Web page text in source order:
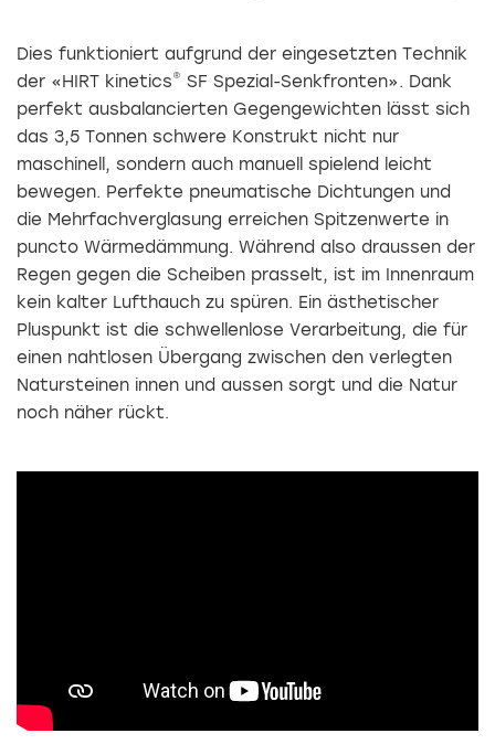
Dies funktioniert aufgrund der eingesetzten Technik
der «HIRT kinetics® SF Spezial-Senkfronten». Dank
perfekt ausbalancierten Gegengewichten lässt sich
das 3,5 Tonnen schwere Konstrukt nicht nur
maschinell, sondern auch manuell spielend leicht
bewegen. Perfekte pneumatische Dichtungen und
die Mehrfachverglasung erreichen Spitzenwerte in
puncto Wärmedämmung. Während also draussen der
Regen gegen die Scheiben prasselt, ist im Innenraum
kein kalter Lufthauch zu spüren. Ein ästhetischer
Pluspunkt ist die schwellenlose Verarbeitung, die für
einen nahtlosen Übergang zwischen den verlegten
Natursteinen innen und aussen sorgt und die Natur
noch näher rückt.